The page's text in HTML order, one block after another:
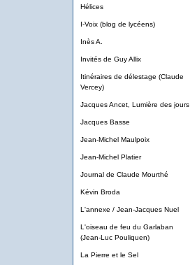
Hélices
I-Voix (blog de lycéens)
Inès A.
Invités de Guy Allix
Itinéraires de délestage (Claude
Vercey)
Jacques Ancet, Lumière des jours
Jacques Basse
Jean-Michel Maulpoix
Jean-Michel Platier
Journal de Claude Mourthé
Kévin Broda
L'annexe / Jean-Jacques Nuel
L'oiseau de feu du Garlaban
(Jean-Luc Pouliquen)
La Pierre et le Sel